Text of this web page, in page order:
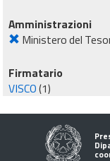
Amministrazioni
Ministero del
Firmatario
VISCO(1)